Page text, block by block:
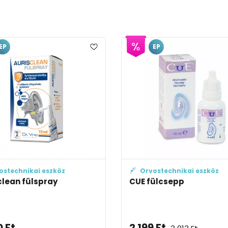
Orvostechnikai eszköz
Artelac TripleAction